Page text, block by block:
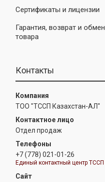
Сертификаты и лицензии
Гарантия, возврат и обмен
товара
Контакты
ТОО "ТССП Казахстан-АЛ"
Отдел продаж
+7 (778) 021-01-26
Единый контактный центр ТССП